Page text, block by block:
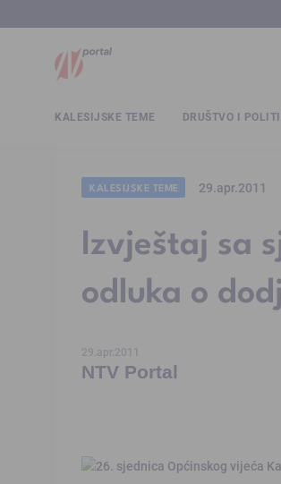
KALESIJSKE TEME DRUŠTVO I
KALESIJSKE TEME 29.apr.2011
Izvještaj sa
odluka o
29.apr.2011
NTV Portal